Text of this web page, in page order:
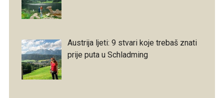
Austrija ljeti: 9 stvari koje trebaš znati
prije puta u Schladming